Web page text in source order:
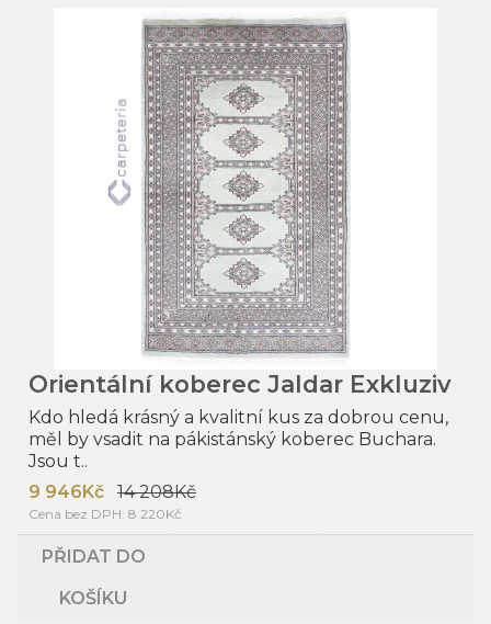
Orientální koberec Jaldar Exkluziv
Kdo hledá krásný a kvalitní kus za dobrou cenu,
měl by vsadit na pákistánský koberec Buchara.
Jsou t..
9 946Kč
14 208Kč
Cena bez DPH: 8 220Kč
PŘIDAT DO
KOŠÍKU